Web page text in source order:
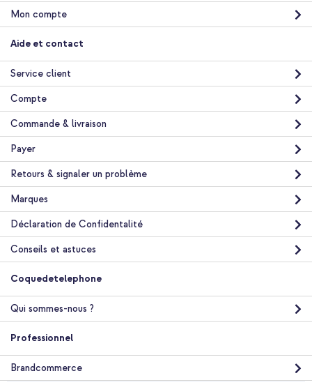
Mon compte
Aide et contact
Service client
Compte
Commande & livraison
Payer
Retours & signaler un problème
Marques
Déclaration de Confidentalité
Conseils et astuces
Coquedetelephone
Qui sommes-nous ?
Professionnel
Brandcommerce